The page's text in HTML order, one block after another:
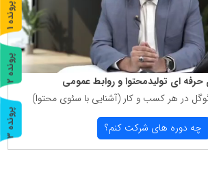
ای تولیدمحتوا و روابط عمومی
در هر كسب و كار (آشنایی با سئوی محتوا)
چه دوره های شركت كنم؟
پ
ر
و
ن
د
ه
1
پ
ر
و
ن
د
ه
2
پ
ر
و
ن
د
ه
3